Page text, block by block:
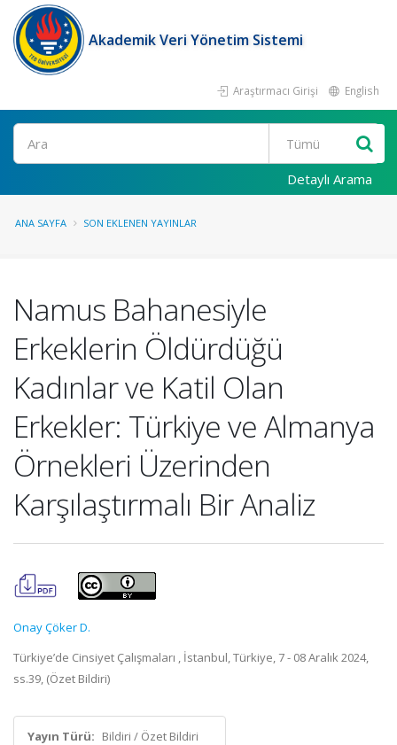
Akademik Veri Yönetim Sistemi
Araştırmacı Girişi English
Ara
Detaylı Arama
ANA SAYFA SON EKLENEN YAYINLAR
Namus Bahanesiyle
Erkeklerin Öldürdüğü
Kadınlar ve Katil Olan
Erkekler: Türkiye ve Almanya
Örnekleri Üzerinden
Karşılaştırmalı Bir Analiz
Onay Çöker D.
Türkiye’de Cinsiyet Çalışmaları , İstanbul, Türkiye, 7 - 08 Aralık 2024,
ss.39, (Özet Bildiri)
Yayın Türü: Bildiri / Özet Bildiri